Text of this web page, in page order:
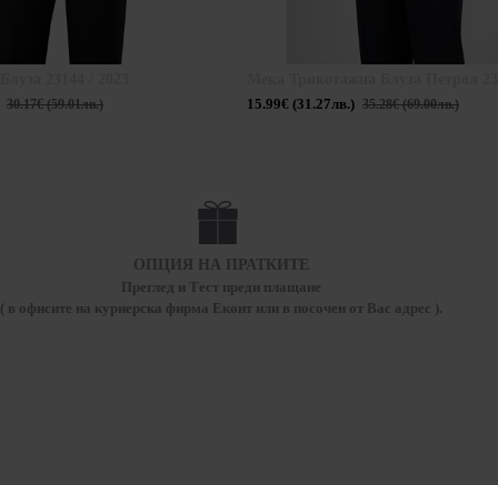
30.17€ (59.01лв.)
15.99€ (31.27лв.) 35.28€ (69.00лв.)
ОПЦИЯ НА ПРАТКИТЕ
Преглед и Тест преди плащане
( в офисите на куриерска фирма Еконт или в посочен от Вас адрес ).